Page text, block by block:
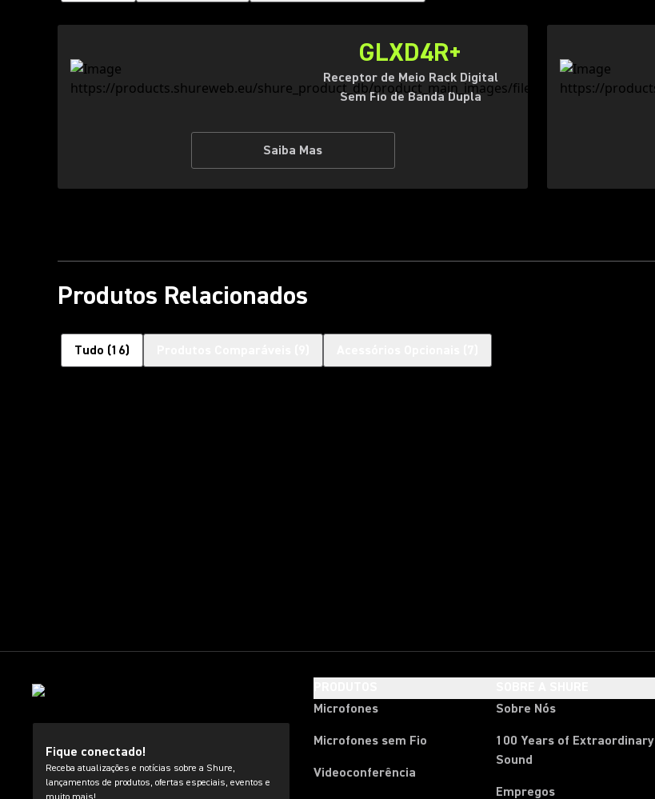
GLXD4R+
Receptor de Meio Rack Digital
Sem Fio de Banda Dupla
Saiba Mas
Produtos Relacionados
Tudo (16)
Fique conectado!
Receba atualizações e notícias sobre a Shure,
lançamentos de produtos, ofertas especiais, eventos e
Microfones
Microfones sem Fio
Videoconferência
Sobre Nós
100 Years of Extraordinary
Sound
Empregos